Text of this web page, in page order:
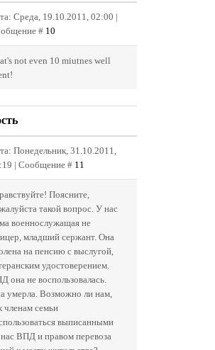
Среда, 19.10.2011, 02:00 |
# 10
not even 10 miutnes well
Понедельник, 31.10.2011,
| Сообщение # 11
Поясните,
такой вопрос. У нас
военнослужащая не
младший сержант. Она
на пенсию с выслугой,
удостоверением.
она не воспользовалась.
умерла. Возможно ли нам,
членам семьи
выписанными
ВПД и правом перевоза